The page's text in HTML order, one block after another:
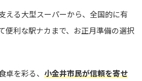
える大型スーパーから、全国的に有
便利な駅ナカまで、お正月準備の選択
卓を彩る、 小金井市民が信頼を寄せ